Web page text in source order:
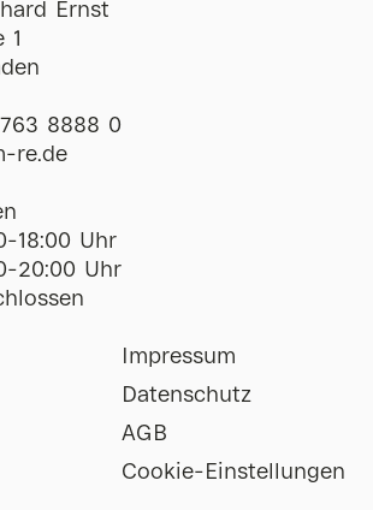
Ernst
1
763 8888 0
re de
18:00 Uhr
20:00 Uhr
Impressum
Datenschutz
AGB
Cookie-Einstellungen